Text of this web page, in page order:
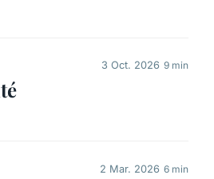
3 Oct. 2026 9 min
2 Mar. 2026 6 min